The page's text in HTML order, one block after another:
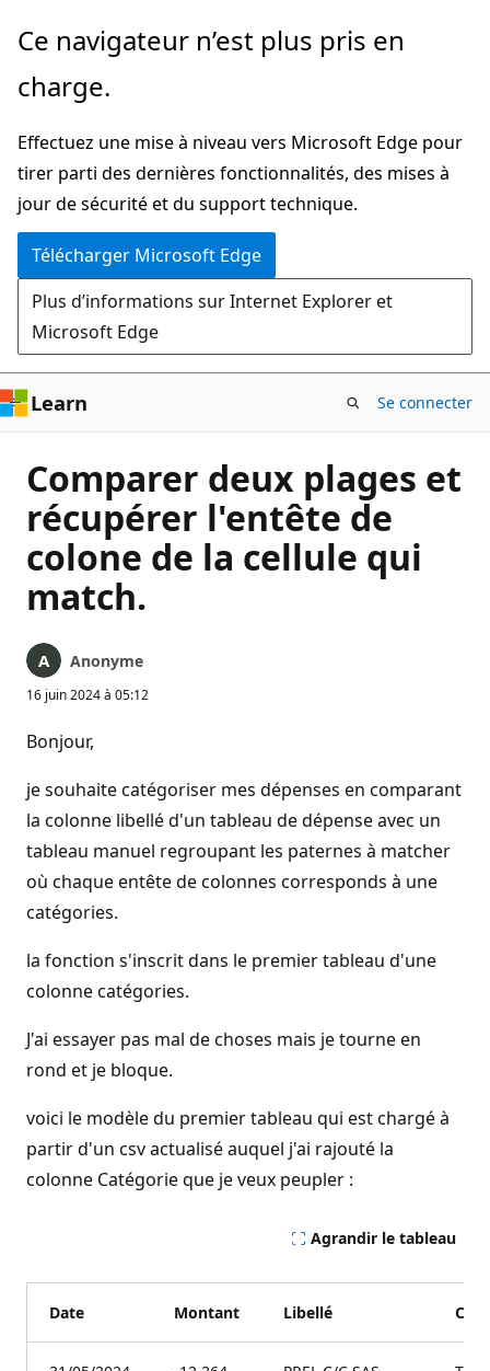
Passer
directement
au
principal
Ce navigateur n’est plus pris en
charge.
Effectuez une mise à niveau vers Microsoft Edge pour
tirer parti des dernières fonctionnalités, des mises à
jour de sécurité et du support technique.
Télécharger Microsoft Edge
Plus d’informations sur Internet Explorer et
Microsoft Edge
Learn Se connecter
Comparer deux plages et
récupérer l'entête de
colone de la cellule qui
match.
Anonyme
16 juin 2024 à 05:12
Bonjour,
je souhaite catégoriser mes dépenses en comparant
la colonne libellé d'un tableau de dépense avec un
tableau manuel regroupant les paternes à matcher
où chaque entête de colonnes corresponds à une
catégories.
la fonction s'inscrit dans le premier tableau d'une
colonne catégories.
J'ai essayer pas mal de choses mais je tourne en
rond et je bloque.
voici le modèle du premier tableau qui est chargé à
partir d'un csv actualisé auquel j'ai rajouté la
colonne Catégorie que je veux peupler :
Agrandir le tableau
Date Montant Libellé